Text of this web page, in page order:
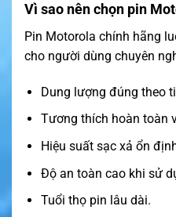
Vì sao nên chọn pin
Pin Motorola chính hãng
cho người dùng chuyên
Dung lượng đúng theo
Tương thích hoàn toàn
Hiệu suất sạc xả ổn
Độ an toàn cao khi sử
Tuổi thọ pin lâu dài.